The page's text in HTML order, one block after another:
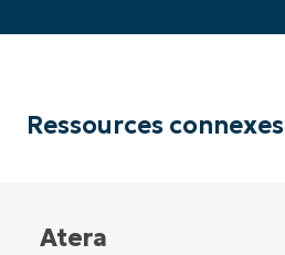
Ressources connexes
Atera